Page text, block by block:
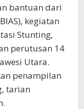
bantuan dari
kegiatan
Stunting,
perutusan 14
Utara.
penampilan
tarian